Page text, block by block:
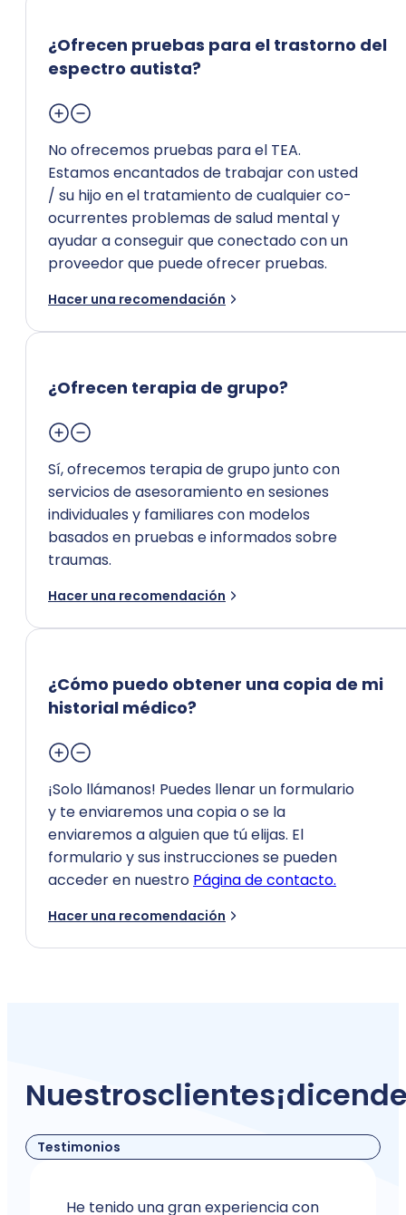
¿Ofrecen pruebas para el trastorno del
espectro autista?
No ofrecemos pruebas para el TEA.
Estamos encantados de trabajar con usted
/ su hijo en el tratamiento de cualquier co-
ocurrentes problemas de salud mental y
ayudar a conseguir que conectado con un
proveedor que puede ofrecer pruebas.
Hacer una recomendación
¿Ofrecen terapia de grupo?
Sí, ofrecemos terapia de grupo junto con
servicios de asesoramiento en sesiones
individuales y familiares con modelos
basados en pruebas e informados sobre
traumas.
Hacer una recomendación
¿Cómo puedo obtener una copia de mi
historial médico?
¡Solo llámanos! Puedes llenar un formulario
y te enviaremos una copia o se la
enviaremos a alguien que tú elijas. El
formulario y sus instrucciones se pueden
acceder en nuestro Página de contacto.
Hacer una recomendación
Nuestrosclientes¡dicen
Testimonios
He tenido una gran experiencia con